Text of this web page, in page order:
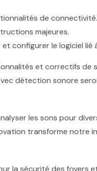
de connectivité.
majeures.
configurer le logiciel lié
et correctifs de
détection sonore
la sécurité des foyers